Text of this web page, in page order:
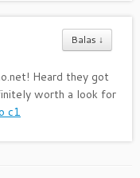
Balas ↓
Heard they got
worth a look for
c1